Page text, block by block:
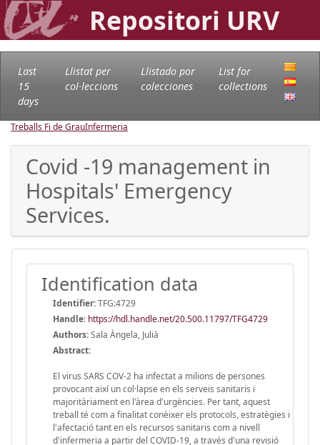
Repositori URV
Last
15
days
Llistat per
col·leccions
Llistado por
colecciones
List for
collections
Treballs Fi de GrauInfermeria
Covid -19 management in
Hospitals' Emergency
Services.
Identification data
Identifier:TFG:4729
Handle: https://hdl.handle.net/20.500.11797/TFG4729
Authors:Sala Àngela, Julià
Abstract:
El virus SARS COV-2 ha infectat a milions de persones
provocant així un col·lapse en els serveis sanitaris i
majoritàriament en l'àrea d'urgències. Per tant, aquest
treball té com a finalitat conèixer els protocols, estratègies i
l'afectació tant en els recursos sanitaris com a nivell
d'infermeria a partir del COVID-19, a través d'una revisió